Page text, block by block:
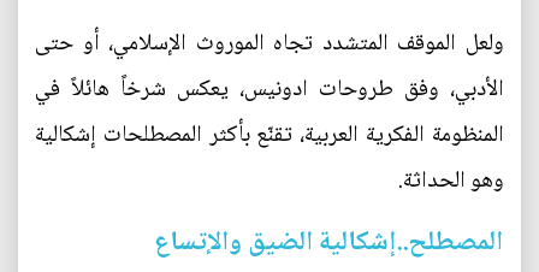
ولعل الموقف المتشدد تجاه الموروث الإسلامي، أو حتى
الأدبي، وفق طروحات ادونيس، يعكس شرخاً هائلاً في
المنظومة الفكرية العربية، تقنّع بأكثر المصطلحات إشكالية
وهو الحداثة.
المصطلح..إشكالية الضيق والإتساع